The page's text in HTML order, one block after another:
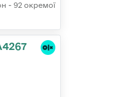
- 92 окремої